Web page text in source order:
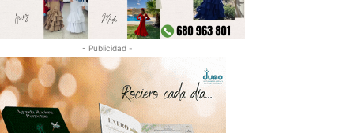
- Publicidad -